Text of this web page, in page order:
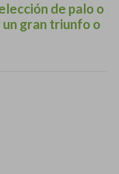
de palo o
gran triunfo o